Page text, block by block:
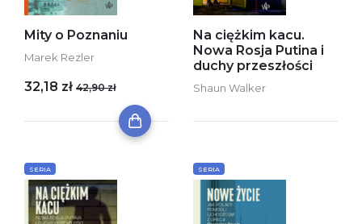
Mity o Poznaniu
Marek Rezler
32,18 zł 42,90 zł
Na ciężkim kacu.
Nowa Rosja Putina i
duchy przeszłości
Shaun Walker
SERIA SERIA